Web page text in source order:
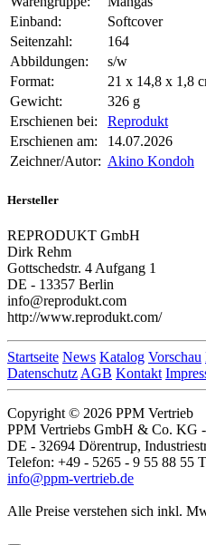
Einband:
Softcover
Seitenzahl:
164
Abbildungen:
s/w
Format:
21 x 14,8 x 1,8
Gewicht:
326 g
Erschienen bei:
Reprodukt
Erschienen am:
14.07.2026
Zeichner/Autor: Akino Kondoh
Hersteller
REPRODUKT GmbH
Dirk Rehm
Gottschedstr. 4 Aufgang 1
DE - 13357 Berlin
info@reprodukt.com
http://www.reprodukt.com/
Startseite News Katalog Vorschau
Datenschutz AGB Kontakt
Copyright © 2026 PPM Vertrieb
PPM Vertriebs GmbH & Co. KG
DE - 32694 Dörentrup,
Telefon: +49 - 5265 - 9 55 88 55
info@ppm-vertrieb.de
Alle Preise verstehen sich inkl.